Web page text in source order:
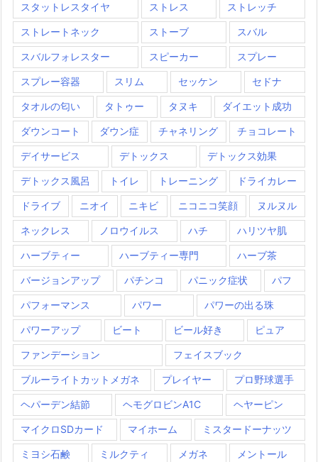
スタットレスタイヤ ストレス ストレッチ
ストレートネック ストーブ スバル
スバルフォレスター スピーカー スプレー
スプレー容器 スリム セッケン セドナ
タオルの匂い タトゥー タヌキ ダイエット成功
ダウンコート ダウン症 チャネリング チョコレート
デイサービス デトックス デトックス効果
デトックス風呂 トイレ トレーニング ドライカレー
ドライブ ニオイ ニキビ ニコニコ笑顔 ヌルヌル
ネックレス ノロウイルス ハチ ハリツヤ肌
ハーブティー ハーブティー専門 ハーブ茶
バージョンアップ パチンコ パニック症状 パフ
パフォーマンス パワー パワーの出る珠
パワーアップ ビート ビール好き ピュア
ファンデーション フェイスブック
ブルーライトカットメガネ プレイヤー プロ野球選手
ヘパーデン結節 ヘモグロビンA1C ヘヤーピン
マイクロSDカード マイホーム ミスタードーナッツ
ミヨシ石鹸 ミルクティ メガネ メントール